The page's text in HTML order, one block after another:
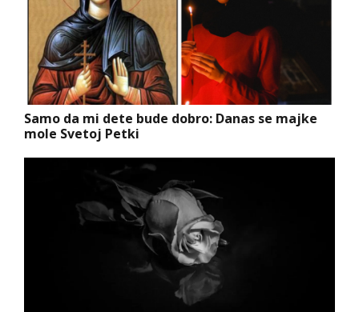
Samo da mi dete bude dobro: Danas se majke
mole Svetoj Petki